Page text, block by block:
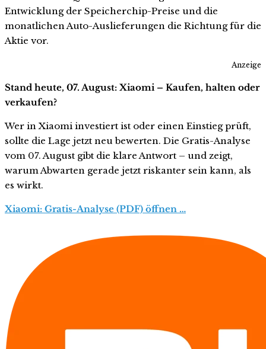
Entwicklung der Speicherchip-Preise und die
monatlichen Auto-Auslieferungen die Richtung für die
Aktie vor.
Anzeige
Stand heute, 07. August: Xiaomi – Kaufen, halten oder
verkaufen?
Wer in Xiaomi investiert ist oder einen Einstieg prüft,
sollte die Lage jetzt neu bewerten. Die Gratis-Analyse
vom 07. August gibt die klare Antwort – und zeigt,
warum Abwarten gerade jetzt riskanter sein kann, als
es wirkt.
Xiaomi: Gratis-Analyse (PDF) öffnen …